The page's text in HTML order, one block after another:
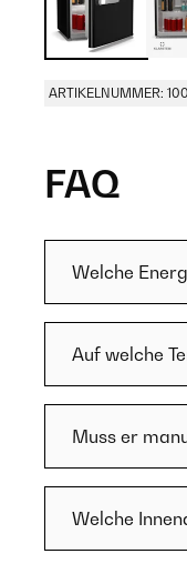
ARTIKELNUMMER:
FAQ
Welche
Auf welche
Muss er
Welche